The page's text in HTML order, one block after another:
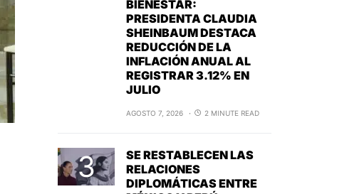
BIENESTAR:
PRESIDENTA CLAUDIA
SHEINBAUM DESTACA
REDUCCIÓN DE LA
INFLACIÓN ANUAL AL
REGISTRAR 3.12% EN
JULIO
AGOSTO 7, 2026 2 MINUTE READ
SE RESTABLECEN LAS
RELACIONES
DIPLOMÁTICAS ENTRE